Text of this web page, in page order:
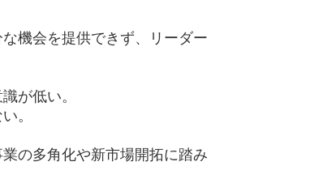
機会を提供できず、リーダー
が低い。
。
の多角化や新市場開拓に踏み